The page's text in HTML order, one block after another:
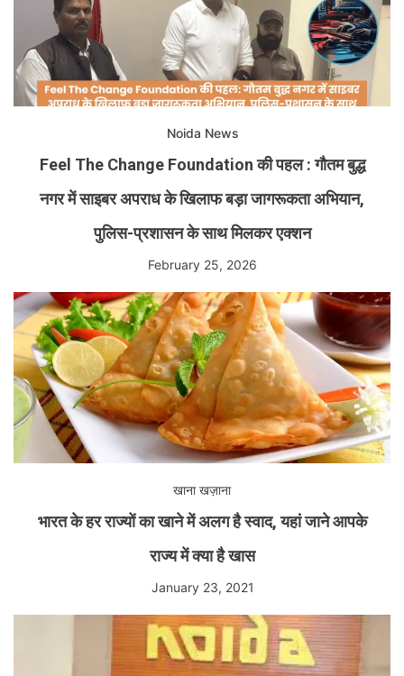
Noida News
Feel The Change Foundation की पहल : गौतम बुद्ध
नगर में साइबर अपराध के खिलाफ बड़ा जागरूकता अभियान,
पुलिस-प्रशासन के साथ मिलकर एक्शन
February 25, 2026
खाना खज़ाना
भारत के हर राज्यों का खाने में अलग है स्वाद, यहां जाने आपके
राज्य में क्या है खास
January 23, 2021